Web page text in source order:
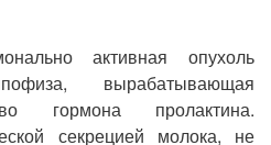
активная опухоль
вырабатывающая
гормона пролактина.
секрецией молока, не